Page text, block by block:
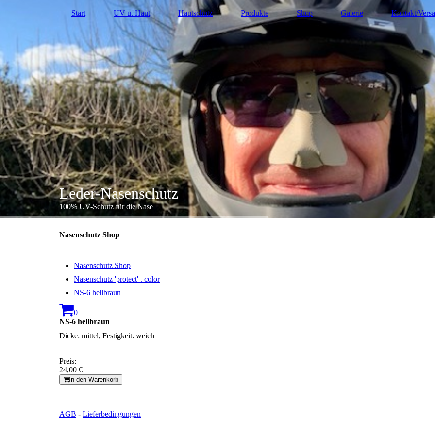
Start UV u. Haut Hautschutz Produkte Shop Galerie Kontakt/
Leder-Nasenschutz
100% UV-Schutz für die Nase
Nasenschutz Shop
.
Nasenschutz Shop
Nasenschutz 'protect' . color
NS-6 hellbraun
0
NS-6 hellbraun
Dicke: mittel, Festigkeit: weich
Preis:
24,00 €
In den Warenkorb
AGB - Lieferbedingungen